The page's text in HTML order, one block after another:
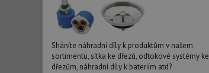
Sháníte náhradní díly k produktům v našem
sortimentu, sítka ke dřezů, odtokové systémy ke
dřezům, náhradní díly k bateriím atd?